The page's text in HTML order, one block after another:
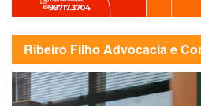
Ribeiro Filho Advocacia e